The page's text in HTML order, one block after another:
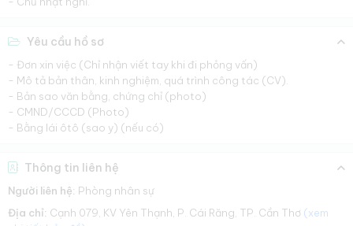
Yêu cầu hồ sơ
- Đơn xin việc (Chỉ nhận viết tay khi đi phỏng vấn)
- Mô tả bản thân, kinh nghiệm, quá trình công tác (CV).
- Bản sao văn bằng, chứng chỉ (photo)
- CMND/CCCD (Photo)
- Bằng lái ôtô (sao y) (nếu có)
Thông tin liên hệ
Người liên hệ: Phòng nhân sự
Địa chỉ: Cạnh 079, KV Yên Thạnh, P. Cái Răng, TP. Cần Thơ (xem